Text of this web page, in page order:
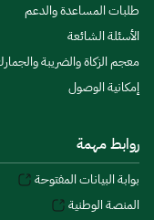
طلبات المساعدة والدعم
الأسئلة الشائعة
معجم الزكاة والضريبة
إمكانية الوصول
روابط مهمة
بوابة البيانات المفتوحة
المنصة الوطنية